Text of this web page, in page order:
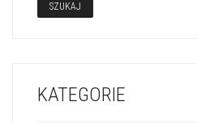
SZUKAJ
KATEGORIE